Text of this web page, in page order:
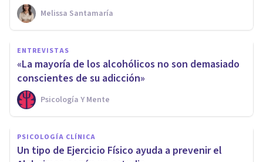
Melissa Santamaría
ENTREVISTAS
«La mayoría de los alcohólicos no son demasiado
conscientes de su adicción»
Psicología Y Mente
PSICOLOGÍA CLÍNICA
Un tipo de Ejercicio Físico ayuda a prevenir el